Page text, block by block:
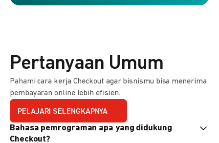
Pertanyaan Umum
Pahami cara kerja Checkout agar bisnismu bisa menerima
pembayaran online lebih efisien.
PELAJARI SELENGKAPNYA
Bahasa pemrograman apa yang didukung
Checkout?